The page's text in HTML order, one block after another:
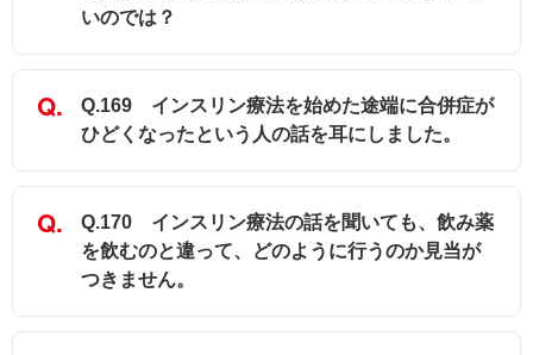
いのでは？
Q.169 インスリン療法を始めた途端に合併症が
ひどくなったという人の話を耳にしました。
Q.170 インスリン療法の話を聞いても、飲み薬
を飲むのと違って、どのように行うのか見当が
つきません。